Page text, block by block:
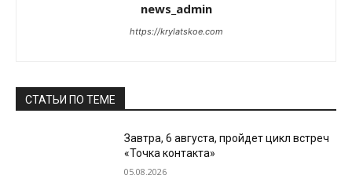
news_admin
https://krylatskoe.com
СТАТЬИ ПО ТЕМЕ
Завтра, 6 августа, пройдет цикл встреч
«Точка контакта»
05.08.2026